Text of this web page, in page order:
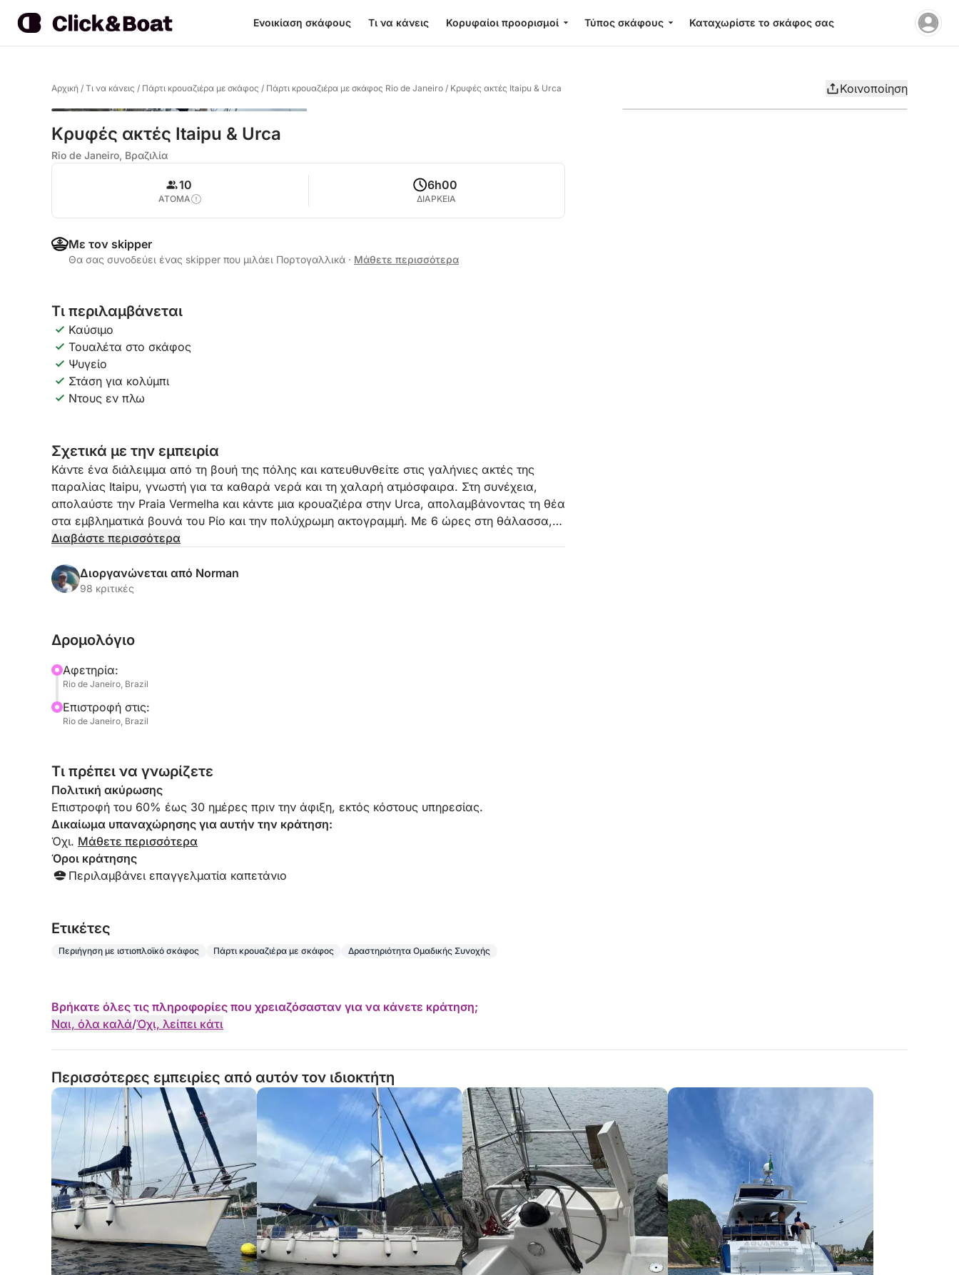
Ενοικίαση σκάφους Τι να κάνεις Κορυφαίοι προορισμοί Τύπος σκάφους Καταχωρίστε το σκάφος σας
Αρχική / Τι να κάνεις / Πάρτι κρουαζιέρα με σκάφος / Πάρτι κρουαζιέρα με σκάφος Rio de Janeiro / Κρυφές ακτές Itaipu & Urca Κοινοποίηση
Κρυφές ακτές Itaipu & Urca
Rio de Janeiro, Βραζιλία
10
ΑΤΟΜΑ
6h00
ΔΙΑΡΚΕΙΑ
Με τον skipper
Θα σας συνοδεύει ένας skipper που μιλάει Πορτογαλλικά · Μάθετε περισσότερα
Τι περιλαμβάνεται
Καύσιμο
Τουαλέτα στο σκάφος
Ψυγείο
Στάση για κολύμπι
Ντους εν πλω
Σχετικά με την εμπειρία
Κάντε ένα διάλειμμα από τη βουή της πόλης και κατευθυνθείτε στις γαλήνιες ακτές της
παραλίας Itaipu, γνωστή για τα καθαρά νερά και τη χαλαρή ατμόσφαιρα. Στη συνέχεια,
απολαύστε την Praia Vermelha και κάντε μια κρουαζιέρα στην Urca, απολαμβάνοντας τη θέα
στα εμβληματικά βουνά του Ρίο και την πολύχρωμη ακτογραμμή. Με 6 ώρες στη θάλασσα,
θα έχετε άφθονο χρόνο για να εξερευνήσετε, να κολυμπήσετε και να αναζωογονηθείτε.
Οι εκδρομές μας με σκάφος μοιάζουν σαν να σας ξεναγεί ένας ντόπιος φίλος — χαλαρές,
φιλόξενες και πλήρως εξατομικευμένες. Πηγαίνουμε πέρα από τις συνηθισμένες τουριστικές
Διαβάστε περισσότερα
Διοργανώνεται από Norman
98 κριτικές
Δρομολόγιο
Αφετηρία:
Rio de Janeiro, Brazil
Επιστροφή στις:
Rio de Janeiro, Brazil
Τι πρέπει να γνωρίζετε
Πολιτική ακύρωσης
Επιστροφή του 60% έως 30 ημέρες πριν την άφιξη, εκτός κόστους υπηρεσίας.
Δικαίωμα υπαναχώρησης για αυτήν την κράτηση:
Όχι. Μάθετε περισσότερα
Όροι κράτησης
Περιλαμβάνει επαγγελματία καπετάνιο
Eτικέτες
Περιήγηση με ιστιοπλοϊκό σκάφος Πάρτι κρουαζιέρα με σκάφος Δραστηριότητα Ομαδικής Συνοχής
Βρήκατε όλες τις πληροφορίες που χρειαζόσασταν για να κάνετε κράτηση;
Ναι, όλα καλά/Όχι, λείπει κάτι
Περισσότερες εμπειρίες από αυτόν τον ιδιοκτήτη